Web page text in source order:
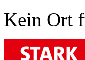
Kein Ort